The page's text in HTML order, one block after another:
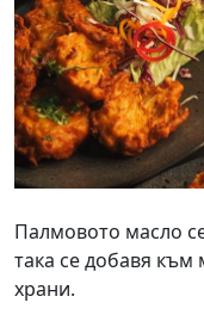
Палмовото масло
така се добавя към
храни.